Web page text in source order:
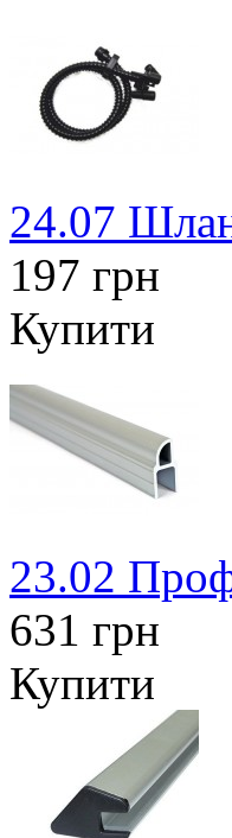
24.07
197 грн
Купити
23.02
631 грн
Купити